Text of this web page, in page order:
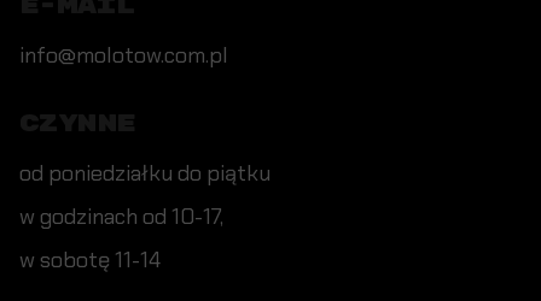
info@molotow.com.pl
od poniedziałku do piątku
w godzinach od 10-17,
w sobotę 11-14